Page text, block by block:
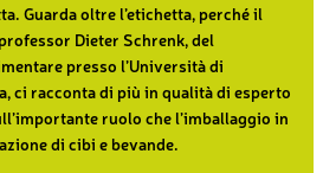
Guarda oltre l’etichetta, perché il
Dieter Schrenk, del
presso l’Università di
ci racconta di più in qualità di esperto
ruolo che l’imballaggio in
di cibi e bevande.